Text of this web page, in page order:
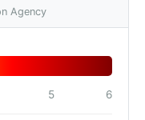
Agency
5 6